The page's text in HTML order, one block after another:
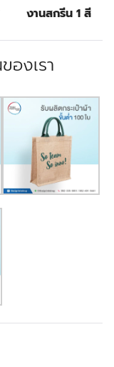
งานสกรีน 1 สี
องเรา